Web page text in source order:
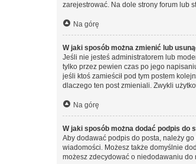
zarejestrować. Na dole strony forum lub
Na górę
W jaki sposób można zmienić lub
Jeśli nie jesteś administratorem lub
tylko przez pewien czas po jego
jeśli ktoś zamieścił pod tym postem
dlaczego ten post zmieniali. Zwykli
Na górę
W jaki sposób można dodać podpis do
Aby dodawać podpis do posta, należy
wiadomości. Możesz także domyślnie
możesz zdecydować o niedodawaniu